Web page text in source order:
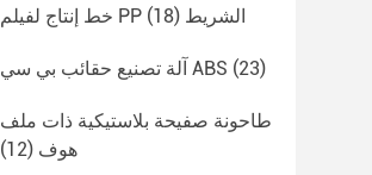
خط إنتاج لفيلم PP الشريط (18)
آلة تصنيع حقائب بي سي ABS (23)
طاحونة صفيحة بلاستيكية ذات ملف
هوف (12)